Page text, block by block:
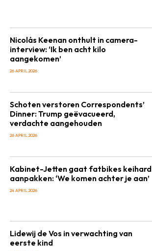
Nicolás Keenan onthult in camera-
interview: ‘Ik ben acht kilo
aangekomen’
26 APRIL 2026
Schoten verstoren Correspondents’
Dinner: Trump geëvacueerd,
verdachte aangehouden
26 APRIL 2026
Kabinet-Jetten gaat fatbikes keihard
aanpakken: ‘We komen achter je aan’
24 APRIL 2026
Lidewij de Vos in verwachting van
eerste kind